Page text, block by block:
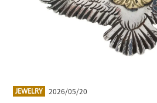
JEWELRY 2026/05/20